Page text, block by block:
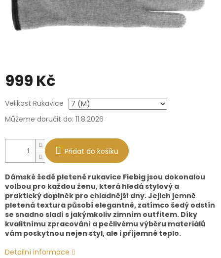
999 Kč
cena:
Velikost Rukavice
Můžeme doručit do: 11.8.2026
Přidat do košíku
Dámské šedé pletené rukavice Fiebig jsou dokonalou
volbou pro každou ženu, která hledá stylový a
praktický doplněk pro chladnější dny. Jejich jemně
pletená textura působí elegantně, zatímco šedý odstín
se snadno sladí s jakýmkoliv zimním outfitem. Díky
kvalitnímu zpracování a pečlivému výběru materiálů
vám poskytnou nejen styl, ale i příjemné teplo.
Detailní informace